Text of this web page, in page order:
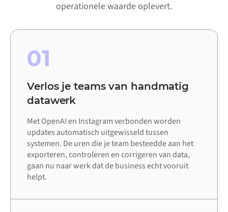
operationele waarde oplevert.
01
Verlos je teams van handmatig
datawerk
Met OpenAI en Instagram verbonden worden
updates automatisch uitgewisseld tussen
systemen. De uren die je team besteedde aan het
exporteren, controleren en corrigeren van data,
gaan nu naar werk dat de business echt vooruit
helpt.